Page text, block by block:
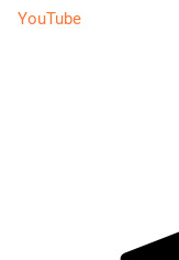
YouTube